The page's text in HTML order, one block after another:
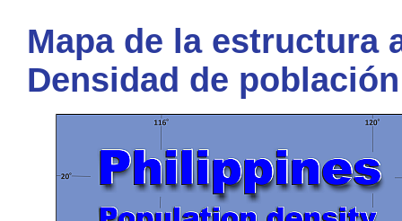
Mapa de la estructura
Densidad de